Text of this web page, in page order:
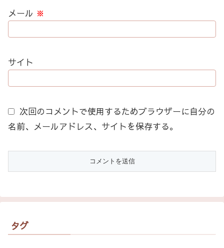
メール ※
サイト
次回のコメントで使用するためブラウザーに自分の
名前、メールアドレス、サイトを保存する。
タグ